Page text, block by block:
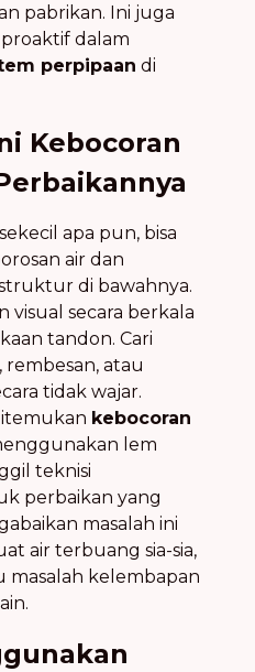
pabrikan. Ini juga
dalam
perpipaan di
Kebocoran
apa pun, bisa
air dan
di bawahnya.
visual secara berkala
tandon. Cari
atau
tidak wajar.
kebocoran
lem
teknisi
perbaikan yang
masalah ini
air terbuang sia-sia,
masalah kelembapan